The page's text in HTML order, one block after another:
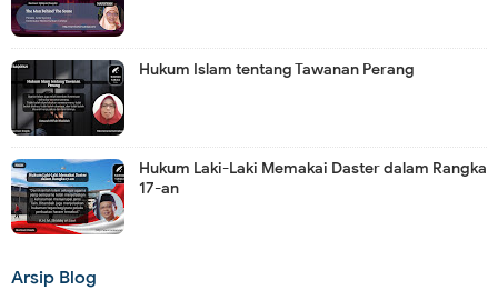
Hukum Islam tentang Tawanan Perang
Hukum Laki-Laki Memakai Daster dalam Rangka
17-an
Arsip Blog